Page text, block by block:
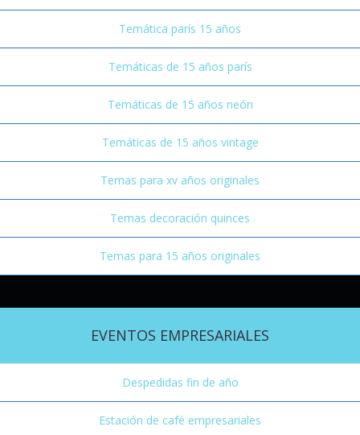
Temática parís 15 años
Temáticas de 15 años parís
Temáticas de 15 años neón
Temáticas de 15 años vintage
Temas para xv años originales
Temas decoración quinces
Temas para 15 años originales
EVENTOS EMPRESARIALES
Despedidas fin de año
Estación de café empresariales